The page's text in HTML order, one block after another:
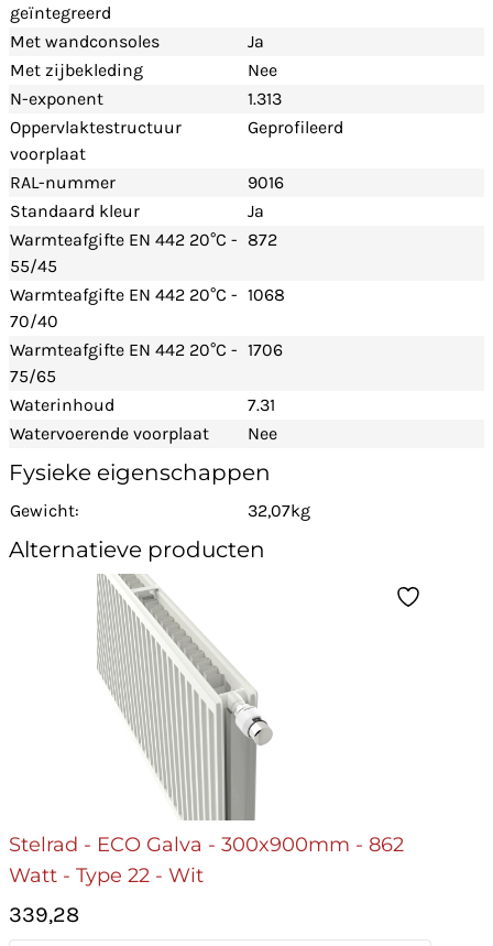
geïntegreerd
Met wandconsoles
Ja
Met zijbekleding
Nee
N-exponent
1.313
Oppervlaktestructuur
voorplaat
Geprofileerd
RAL-nummer
9016
Standaard kleur
Ja
Warmteafgifte EN 442 20°C -
55/45
872
Warmteafgifte EN 442 20°C -
70/40
1068
Warmteafgifte EN 442 20°C -
75/65
1706
Waterinhoud
7.31
Watervoerende voorplaat
Nee
Fysieke eigenschappen
Gewicht: 32,07kg
Alternatieve producten
Stelrad - ECO Galva - 300x900mm - 862
Watt - Type 22 - Wit
339,28